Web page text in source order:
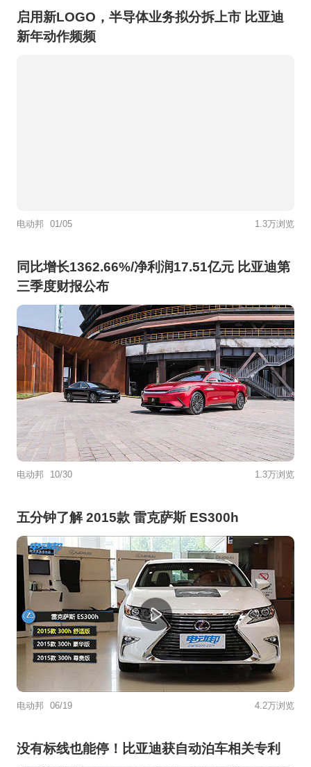
启用新LOGO，半导体业务拟分拆上市 比亚迪
新年动作频频
电动邦 01/05 1.3万浏览
同比增长1362.66%/净利润17.51亿元 比亚迪第
三季度财报公布
电动邦 10/30 1.3万浏览
五分钟了解 2015款 雷克萨斯 ES300h
电动邦 06/19 4.2万浏览
没有标线也能停！比亚迪获自动泊车相关专利